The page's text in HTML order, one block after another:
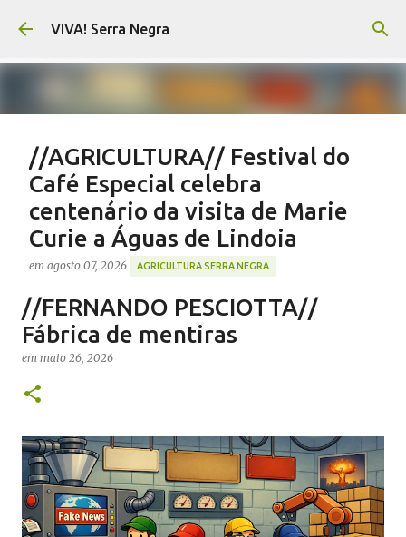
Pular para o conteúdo principal
VIVA! Serra Negra
//AGRICULTURA// Festival do
Café Especial celebra
centenário da visita de Marie
Curie a Águas de Lindoia
em agosto 07, 2026 AGRICULTURA SERRA NEGRA
FESTIVAL CAFÉ ÁGUAS DE LINDOIA NOTÍCIAS SERRA NEGRA
//FERNANDO PESCIOTTA//
Fábrica de mentiras
em maio 26, 2026